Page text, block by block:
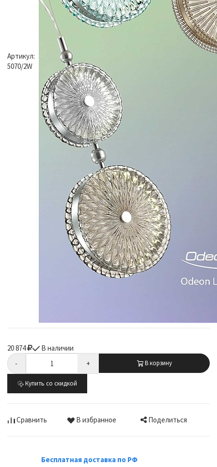
Артикул:
5070/2W
20 874
В наличии
-
+ В корзину
Купить со скидкой
Сравнить В избранное Поделиться
Бесплатная доставка по РФ